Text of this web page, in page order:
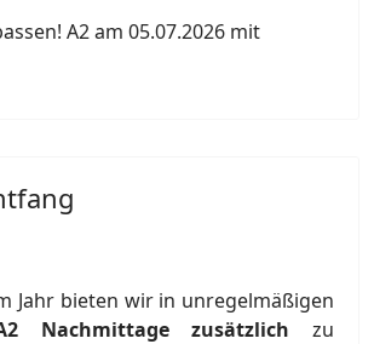
A2 am 05.07.2026 mit
Jahr bieten wir in unregelmäßigen
Nachmittage zusätzlich zu